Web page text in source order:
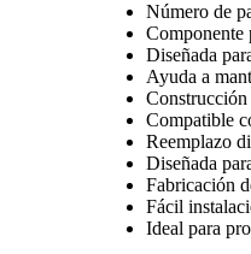
Número de
Componente
Diseñada
Ayuda a
Construcción
Compatible
Reemplazo
Diseñada
Fabricación
Fácil
Ideal para